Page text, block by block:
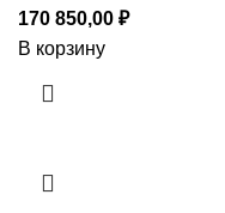
170 850,00 ₽
В корзину